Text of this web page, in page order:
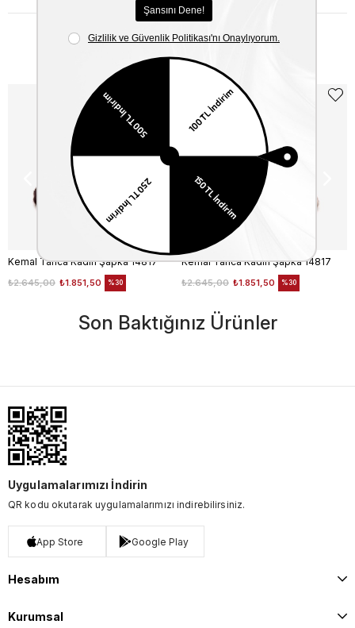
Benzer Ürünler
Kemal Tanca Kadın Şapka 14817
₺1.851,50
₺2.645,00 %30
Kemal Tanca Kadın Şapka 14817
₺1.851,50
₺2.645,00 %30
Son Baktığınız Ürünler
Uygulamalarımızı İndirin
QR kodu okutarak uygulamalarımızı indirebilirsiniz.
App Store Google Play
Hesabım
Kurumsal